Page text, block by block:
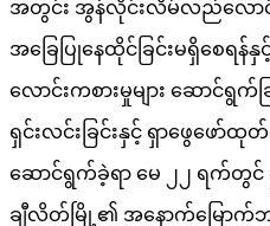
အတွင်း အွန်လိုင်းလိမ်လည်လောင်
အခြေပြုနေထိုင်ခြင်းမရှိစေရ
လောင်းကစားမှုများ ဆောင်ရွ
ရှင်းလင်းခြင်းနှင့် ရှာဖွေဖော်ထု
ဆောင်ရွက်ခဲ့ရာ မေ ၂၂ ရက်တွင်
ချီလိတ်မြို့၏ အနောက်မြောက်